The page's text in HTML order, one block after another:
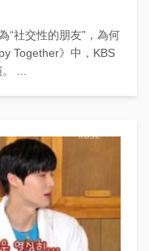
“社交性的朋友”，為何
...